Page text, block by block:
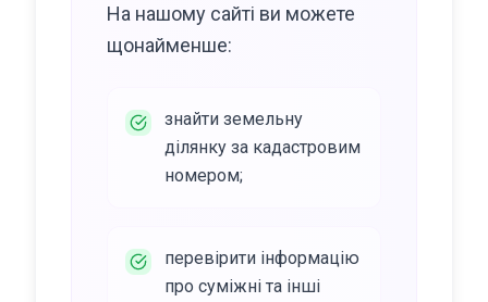
На нашому сайті ви можете
щонайменше:
знайти земельну
ділянку за кадастровим
номером;
перевірити інформацію
про суміжні та інші